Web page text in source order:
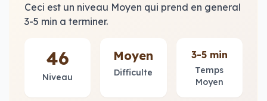
Ceci est un niveau Moyen qui prend en general
3-5 min a terminer.
46
Niveau
Moyen
Difficulte
3-5 min
Temps
Moyen